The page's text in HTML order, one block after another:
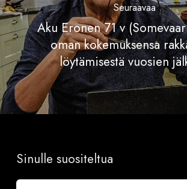
Seuraavaa
Aku Eronen 71 v
oman kokemuksensa
löytämisestä vuosien
Sinulle suositeltua